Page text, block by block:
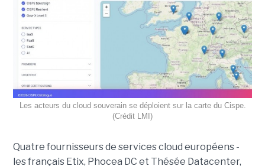
Les acteurs du cloud souverain se déploient sur la carte du Cispe.
(Crédit LMI)
Quatre fournisseurs de services cloud européens -
les français Etix, Phocea DC et Thésée Datacenter,